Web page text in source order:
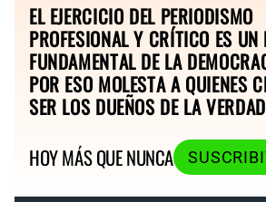
EL EJERCICIO DEL PERIODISMO
PROFESIONAL Y CRÍTICO ES UN
FUNDAMENTAL DE LA
POR ESO MOLESTA A QUIENES
SER LOS DUEÑOS DE LA
HOY MÁS QUE NUNCA